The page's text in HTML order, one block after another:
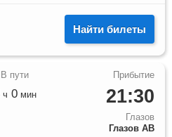
Найти билеты
21:30
Глазов
Глазов АВ
ч 0мин